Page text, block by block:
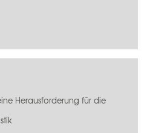
Herausforderung für die